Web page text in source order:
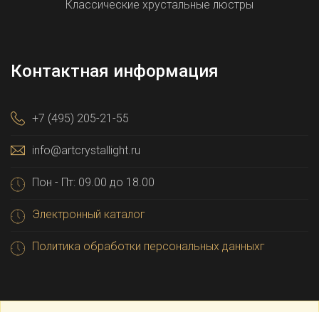
Классические хрустальные люстры
Контактная информация
+7 (495) 205-21-55
info@artcrystallight.ru
Пон - Пт: 09.00 до 18.00
Электронный каталог
Политика обработки персональных данныхг